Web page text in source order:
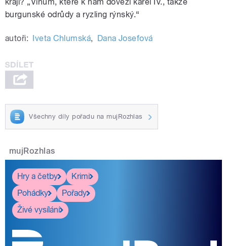
burgunské odrůdy a ryzling rýnský.“
autoři: Iveta Chlumská, Dana Josefová
Všechny díly pořadu na mujRozhlas
mujRozhlas
Hry a četby
Krimi
Pohádky
Pořady
Živé vysílání